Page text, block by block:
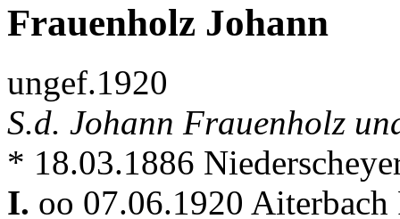
Frauenholz Johann
ungef.1920
S.d. Johann Frauenholz
* 18.03.1886
I. oo 07.06.1920